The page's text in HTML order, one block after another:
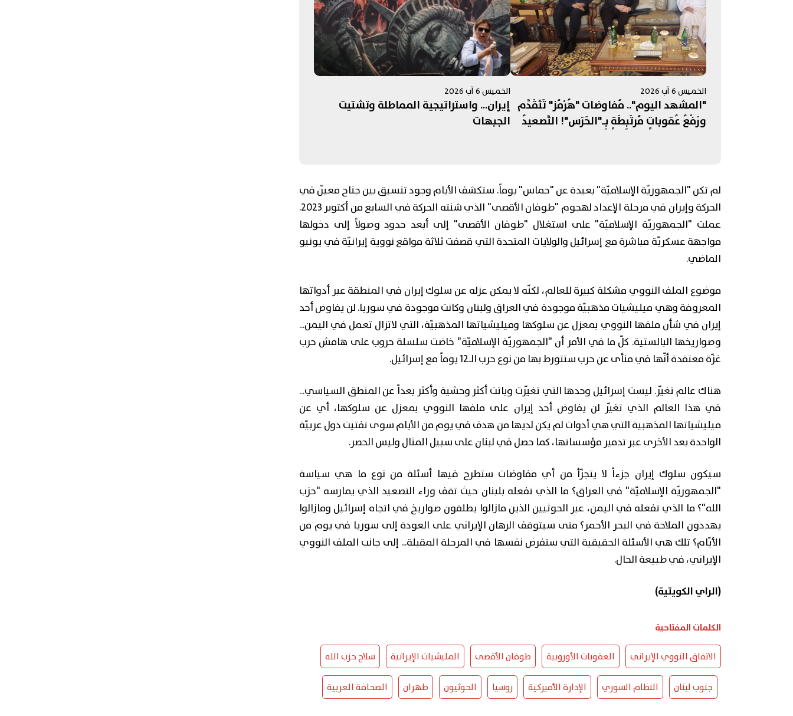
الخميس 6 آب 2026
"المشهد اليوم".. مُفاوضات "هُرْمُز" تَتَقَدَّم
ورَفْعُ عُقوباتٍ مُرتَبِطَةٍ بِـ"الحَرَس"! التَّصعيدُ
الخميس 6 آب 2026
إيران... واستراتيجية المماطلة وتشتيت
الجبهات
لم تكن "الجمهوريّة الإسلاميّة" بعيدة عن "حماس" يوماً. ستكشف الأيام وجود تنسيق بين جناح معيّن في
الحركة وإيران في مرحلة الإعداد لهجوم "طوفان الأقصى" الذي شنته الحركة في السابع من أكتوبر 2023.
عملت "الجمهوريّة الإسلاميّة" على استغلال "طوفان الأقصى" إلى أبعد حدود وصولاً إلى دخولها
مواجهة عسكريّة مباشرة مع إسرائيل والولايات المتحدة التي قصفت ثلاثة مواقع نووية إيرانيّة في يونيو
الماضي.
موضوع الملف النووي مشكلة كبيرة للعالم، لكنّه لا يمكن عزله عن سلوك إيران في المنطقة عبر أدواتها
المعروفة وهي ميليشيات مذهبيّة موجودة في العراق ولبنان وكانت موجودة في سوريا. لن يفاوض أحد
إيران في شأن ملفها النووي بمعزل عن سلوكها وميليشياتها المذهبيّة، التي لاتزال تعمل في اليمن...
وصواريخها البالستية. كلّ ما في الأمر أن "الجمهوريّة الإسلاميّة" خاضت سلسلة حروب على هامش حرب
غزّة معتقدة أنّها في منأى عن حرب ستتورط بها من نوع حرب الـ12 يوماً مع إسرائيل.
هناك عالم تغيّر. ليست إسرائيل وحدها التي تغيّرت وباتت أكثر وحشية وأكثر بعداً عن المنطق السياسي...
في هذا العالم الذي تغيّر لن يفاوض أحد إيران على ملفها النووي بمعزل عن سلوكها، أي عن
ميليشياتها المذهبية التي هي أدوات لم يكن لديها من هدف في يوم من الأيام سوى تفتيت دول عربيّة
الواحدة بعد الأخرى عبر تدمير مؤسساتها، كما حصل في لبنان على سبيل المثال وليس الحصر.
سيكون سلوك إيران جزءاً لا يتجزّأ من أي مفاوضات ستطرح فيها أسئلة من نوع ما هي سياسة
"الجمهوريّة الإسلاميّة" في العراق؟ ما الذي تفعله بلبنان حيث تقف وراء التصعيد الذي يمارسه "حزب
الله"؟ ما الذي تفعله في اليمن، عبر الحوثيين الذين مازالوا يطلقون صواريخ في اتجاه إسرائيل ومازالوا
يهددون الملاحة في البحر الأحمر؟ متى سيتوقف الرهان الإيراني على العودة إلى سوريا في يوم من
الأيّام؟ تلك هي الأسئلة الحقيقية التي ستفرض نفسها في المرحلة المقبلة... إلى جانب الملف النووي
الإيراني، في طبيعة الحال.
(الراي الكويتية)
الكلمات المفتاحية
الاتفاق النووي الإيراني العقوبات الأوروبية طوفان الأقصى المليشيات الإيرانية سلاح حزب الله
جنوب لبنان النظام السوري الإدارة الأميركية روسيا الحوثيون طهران الصحافة العربية